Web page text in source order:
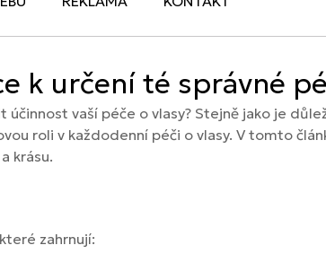
k určení té správné
účinnost vaší péče o vlasy? Stejně jako je
roli v každodenní péči o vlasy. V tomto
krásu.
zahrnují: